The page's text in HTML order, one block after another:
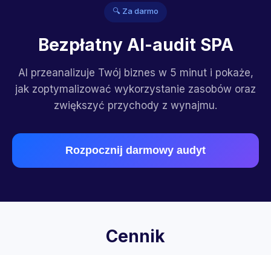
🔍 Za darmo
Bezpłatny AI-audit SPA
AI przeanalizuje Twój biznes w 5 minut i pokaże,
jak zoptymalizować wykorzystanie zasobów oraz
zwiększyć przychody z wynajmu.
Rozpocznij darmowy audyt
Cennik